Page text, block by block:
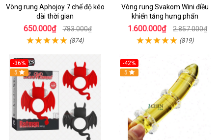
Vòng rung Aphojoy 7 chế độ kéo
dài thời gian
650.000₫ 783.000₫
(874)
Vòng rung Svakom Wini điều
khiển tăng hưng phấn
1.600.000₫ 2.857.000₫
(819)
-36%
5
-42%
5